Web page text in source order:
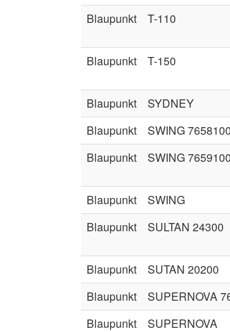
Blaupunkt
T-110
Blaupunkt
T-150
Blaupunkt
SYDNEY
Blaupunkt
SWING 7658100
Blaupunkt
SWING 7659100
Blaupunkt SWING
Blaupunkt
SULTAN 24300
Blaupunkt SUTAN 20200
Blaupunkt
SUPERNOVA
Blaupunkt
SUPERNOVA